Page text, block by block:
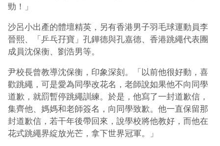
勁！」
沙呂小出產的體壇精英，另有香港男子羽毛球運動員李
晉熙、「乒乓孖寶」孔鏵德與孔嘉德、香港跳繩代表團
成員沈保衡、劉浩男等。
尹校長曾教導沈保衡，印象深刻。「以前他很好動，喜
歡跳繩，可是愛為同學改花名，老師說如果他不向同學
道歉，就罰暫停跳繩訓練。於是，他寫了一封道歉信，
集齊他、媽媽和老師簽名，向同學致歉。他一直保留那
封道歉信，若干年後帶回來，說學校將他教好，而他在
花式跳繩界綻放光芒，拿下世界冠軍。」